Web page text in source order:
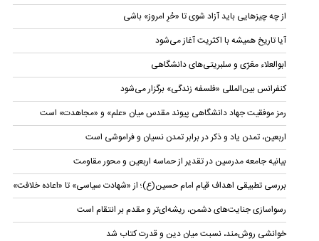
از چه چیزهایی باید آزاد شوی تا «حُرِ امروز» باشی
آیا تاریخ همیشه با اکثریت آغاز می‌شود
ابوالعلاء معَرّی و سلبریتی‌های دانشگاهی
کنفرانس بین‌المللی «فلسفه زندگی» برگزار می‌شود
رمز موفقیت جهاد دانشگاهی پیوند مقدس میان «علم» و «مجاهدت» است
اربعین، تمدن یاد و ذکر در برابر تمدن نسیان و فراموشی است
بیانیه‌ جامعه مدرسین در تقدیر از حماسه اربعین و محور مقاومت
بررسی تطبیقی اهداف قیام امام حسین(ع)؛ از «شهادت سیاسی» تا «اعاده خلافت»
رسواسازی جنایت‌های دشمن، ریشه‌ای‌تر و مقدم بر انتقام است
خوانشی روش‌مند، نسبت میان دین و قدرت کتاب شد